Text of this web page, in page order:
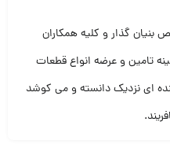
بنیان گذار و کلیه همکاران
تامین و عرضه انواع قطعات
ای نزدیک دانسته و می کوشد